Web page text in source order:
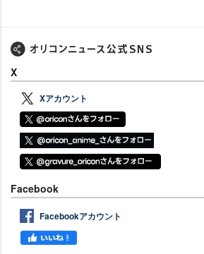
X
Xアカウント
Facebook
Facebookアカウント